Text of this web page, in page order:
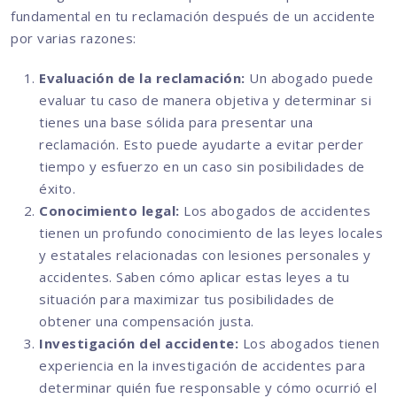
fundamental en tu reclamación después de un accidente
por varias razones:
Evaluación de la reclamación: Un abogado puede
evaluar tu caso de manera objetiva y determinar si
tienes una base sólida para presentar una
reclamación. Esto puede ayudarte a evitar perder
tiempo y esfuerzo en un caso sin posibilidades de
éxito.
Conocimiento legal: Los abogados de accidentes
tienen un profundo conocimiento de las leyes locales
y estatales relacionadas con lesiones personales y
accidentes. Saben cómo aplicar estas leyes a tu
situación para maximizar tus posibilidades de
obtener una compensación justa.
Investigación del accidente: Los abogados tienen
experiencia en la investigación de accidentes para
determinar quién fue responsable y cómo ocurrió el